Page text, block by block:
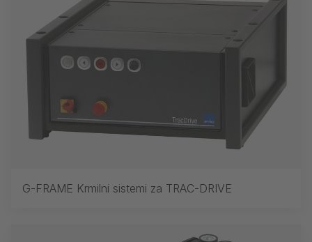
G-FRAME Krmilni sistemi za TRAC-DRIVE